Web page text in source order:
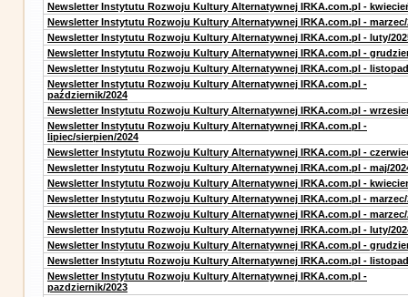
Newsletter Instytutu Rozwoju Kultury Alternatywnej IRKA.com.pl -
Newsletter Instytutu Rozwoju Kultury Alternatywnej IRKA.com.pl - marzec/
Newsletter Instytutu Rozwoju Kultury Alternatywnej IRKA.com.pl - luty/
Newsletter Instytutu Rozwoju Kultury Alternatywnej IRKA.com.pl -
Newsletter Instytutu Rozwoju Kultury Alternatywnej IRKA.com.pl -
Newsletter Instytutu Rozwoju Kultury Alternatywnej IRKA.com.pl -
październik/2024
Newsletter Instytutu Rozwoju Kultury Alternatywnej IRKA.com.pl -
Newsletter Instytutu Rozwoju Kultury Alternatywnej IRKA.com.pl -
lipiec/sierpien/2024
Newsletter Instytutu Rozwoju Kultury Alternatywnej IRKA.com.pl -
Newsletter Instytutu Rozwoju Kultury Alternatywnej IRKA.com.pl - maj/
Newsletter Instytutu Rozwoju Kultury Alternatywnej IRKA.com.pl -
Newsletter Instytutu Rozwoju Kultury Alternatywnej IRKA.com.pl - marzec/
Newsletter Instytutu Rozwoju Kultury Alternatywnej IRKA.com.pl - marzec/
Newsletter Instytutu Rozwoju Kultury Alternatywnej IRKA.com.pl - luty/
Newsletter Instytutu Rozwoju Kultury Alternatywnej IRKA.com.pl -
Newsletter Instytutu Rozwoju Kultury Alternatywnej IRKA.com.pl -
Newsletter Instytutu Rozwoju Kultury Alternatywnej IRKA.com.pl -
pazdziernik/2023